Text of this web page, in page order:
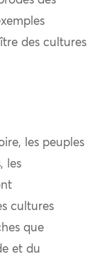
des cultures
les peuples
les
cultures
que
et du